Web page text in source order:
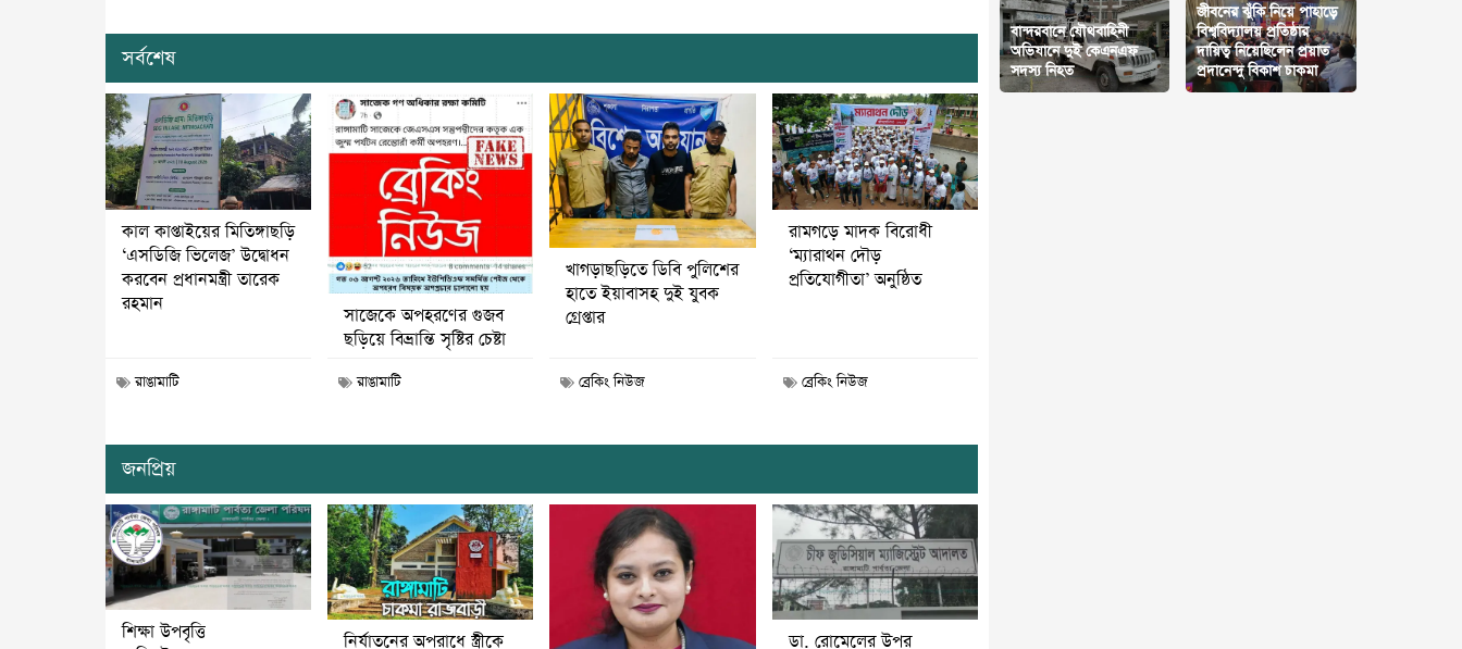
সর্বশেষ
কাল কাপ্তাইয়ের মিতিঙ্গাছড়ি
‘এসডিজি ভিলেজ’ উদ্বোধন
করবেন প্রধানমন্ত্রী তারেক
রহমান
রাঙামাটি
সাজেকে অপহরণের গুজব
ছড়িয়ে বিভ্রান্তি সৃষ্টির চেষ্টা
রাঙামাটি
খাগড়াছড়িতে ডিবি পুলিশের
হাতে ইয়াবাসহ দুই যুবক
গ্রেপ্তার
ব্রেকিং নিউজ
রামগড়ে মাদক বিরোধী
‘ম্যারাথন দৌড়
প্রতিযোগীতা’ অনুষ্ঠিত
ব্রেকিং নিউজ
জনপ্রিয়
শিক্ষা উপবৃত্তি
নির্যাতনের অপরাধে স্ত্রীকে ডা. রোমেলের উপর
বান্দরবানে যৌথবাহিনী
অভিযানে দুই কেএনএফ
সদস্য নিহত
জীবনের ঝুঁকি নিয়ে পাহাড়ে
বিশ্ববিদ্যালয় প্রতিষ্ঠার
দায়িত্ব নিয়েছিলেন প্রয়াত
প্রদানেন্দু বিকাশ চাকমা